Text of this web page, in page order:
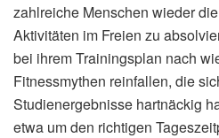
zahlreiche Menschen wieder
Aktivitäten im Freien zu
bei ihrem Trainingsplan nach
Fitnessmythen reinfallen, die
Studienergebnisse hartnäckig
etwa um den richtigen